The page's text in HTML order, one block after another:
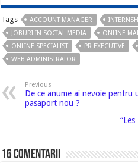
Tags ACCOUNT MANAGER
JOBURI IN SOCIAL MEDIA
ONLINE
ONLINE SPECIALIST
PR EXECUTIVE
WEB ADMINISTRATOR
Previous
De ce anume ai nevoie pentru
pasaport nou ?
16 comentarii